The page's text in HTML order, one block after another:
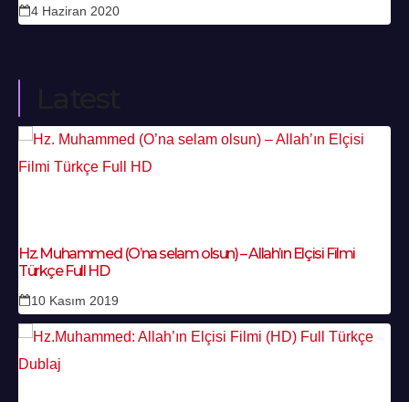
4 Haziran 2020
Hz. Muhammed (O’na selam olsun) – Allah’ın Elçisi Filmi
Türkçe Full HD
10 Kasım 2019